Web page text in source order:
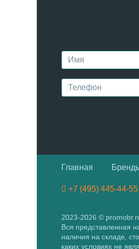
Главная
+7 (495) 445-44-55
2023-2026 ©
Вся представленная
наличия на складе,
каких условиях не